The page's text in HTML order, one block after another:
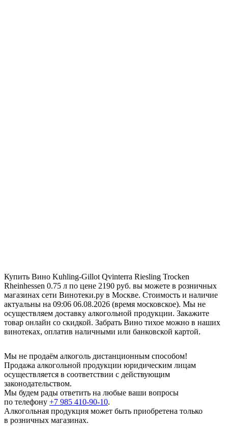
Купить Вино Kuhling-Gillot Qvinterra Riesling Trocken
Rheinhessen 0.75 л по цене 2190 руб. вы можете в розничных
магазинах сети Винотеки.ру в Москве. Стоимость и наличие
актуальны на 09:06 06.08.2026 (время московское). Мы не
осуществляем доставку алкогольной продукции. Закажите
товар онлайн со скидкой. Забрать Вино тихое можно в наших
винотеках, оплатив наличными или банковской картой.
Мы не продаём алкоголь дистанционным способом!
Продажа алкогольной продукции юридическим лицам
осуществляется в соответствии с действующим
законодательством.
Мы будем рады ответить на любые ваши вопросы
по телефону +7 985 410-90-10.
Алкогольная продукция может быть приобретена только
в розничных магазинах.